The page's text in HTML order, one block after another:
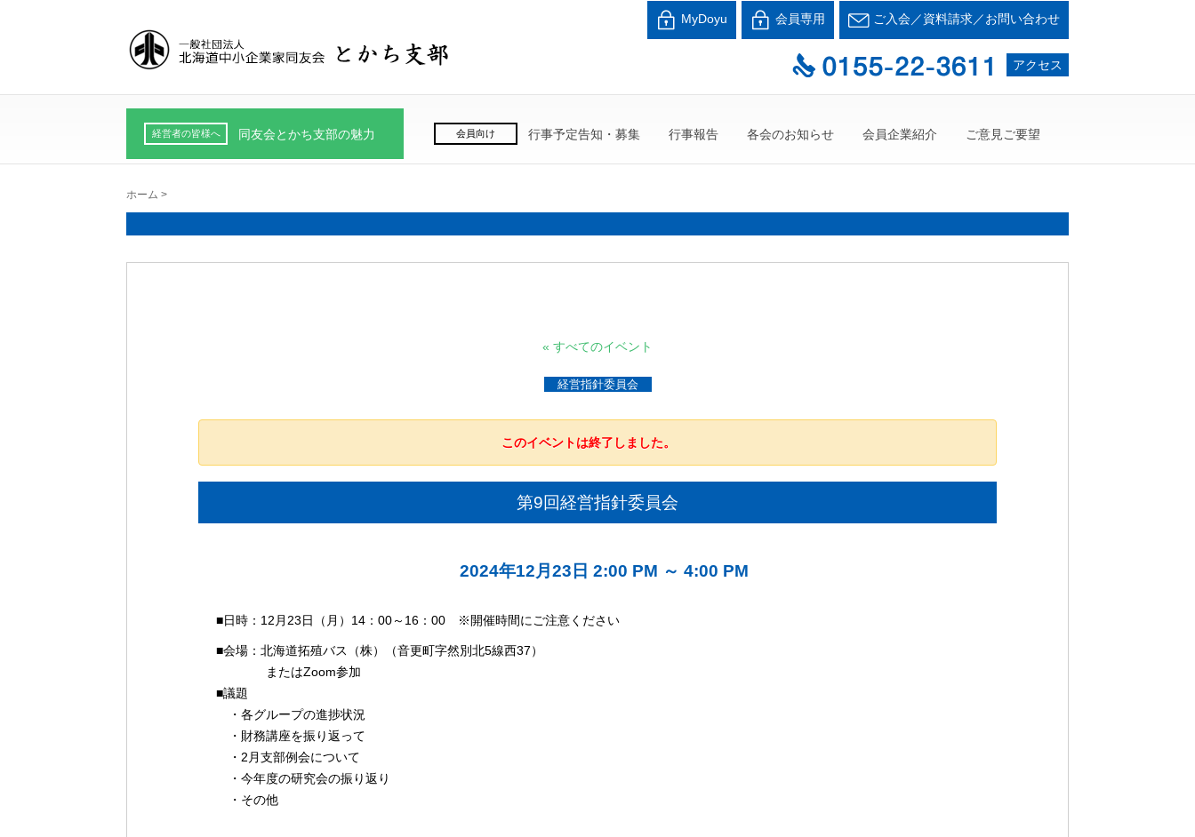
北海道中小企業家同友会とかち支部
良い会社、良い経営者、よい経営環境づくりを目指して・・・人が輝く21世紀を創ろう！
MyDoyu 会員専用 ご入会／資料請求／お問い合わせ
アクセス
経営者の皆様へ 同友会とかち支部の魅力 会員向け 行事予定告知・募集 行事報告 各会のお知らせ 会員企業紹介 ご意見ご要望
ホーム >
« すべてのイベント
経営指針委員会
このイベントは終了しました。
第9回経営指針委員会
2024年12月23日 2:00 PM ～ 4:00 PM
イ
ベ
ン
ト
■日時：12月23日（月）14：00～16：00 ※開催時間にご注意ください
■会場：北海道拓殖バス（株）（音更町字然別北5線西37）
またはZoom参加
■議題
・各グループの進捗状況
・財務講座を振り返って
・2月支部例会について
・今年度の研究会の振り返り
・その他